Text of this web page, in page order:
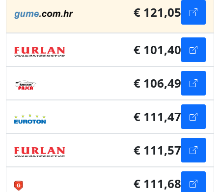
€ 121,05
€ 101,40
€ 106,49
€ 111,47
€ 111,57
€ 111,68